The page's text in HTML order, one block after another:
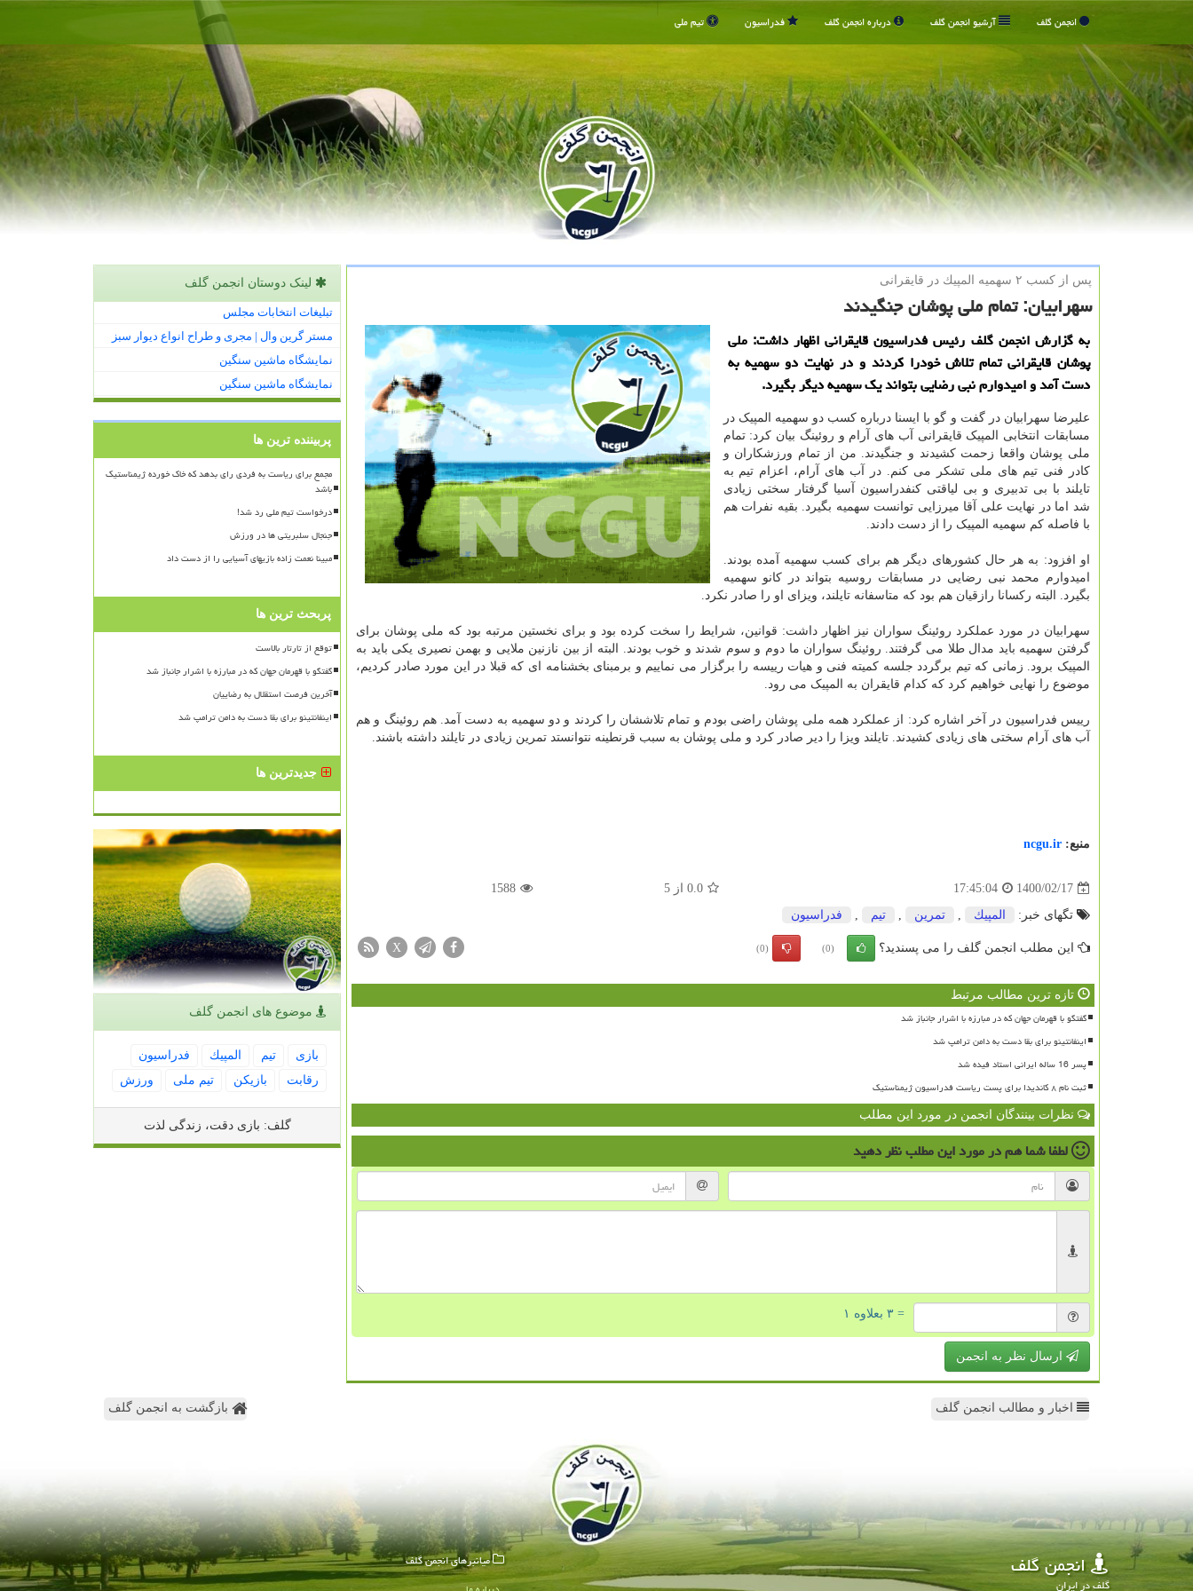
انجمن گلف آرشیو انجمن گلف درباره انجمن گلف فدراسیون تیم ملی
پس از كسب ۲ سهمیه المپیك در قایقرانی
سهرابیان: تمام ملی پوشان جنگیدند
به گزارش انجمن گلف رئیس فدراسیون قایقرانی اظهار داشت: ملی
پوشان قایقرانی تمام تلاش خودرا کردند و در نهایت دو سهمیه به
دست آمد و امیدوارم نبی رضایی بتواند یک سهمیه دیگر بگیرد.
علیرضا سهرابیان در گفت و گو با ایسنا درباره کسب دو سهمیه المپیک در
مسابقات انتخابی المپیک قایقرانی آب های آرام و روئینگ بیان کرد: تمام
ملی پوشان واقعا زحمت کشیدند و جنگیدند. من از تمام ورزشکاران و
کادر فنی تیم های ملی تشکر می کنم. در آب های آرام، اعزام تیم به
تایلند با بی تدبیری و بی لیاقتی کنفدراسیون آسیا گرفتار سختی زیادی
شد اما در نهایت علی آقا میرزایی توانست سهمیه بگیرد. بقیه نفرات هم
با فاصله کم سهمیه المپیک را از دست دادند.
او افزود: به هر حال کشورهای دیگر هم برای کسب سهمیه آمده بودند.
امیدوارم محمد نبی رضایی در مسابقات روسیه بتواند در کانو سهمیه
بگیرد. البته رکسانا رازقیان هم بود که متاسفانه تایلند، ویزای او را صادر نکرد.
سهرابیان در مورد عملکرد روئینگ سواران نیز اظهار داشت: قوانین، شرایط را سخت کرده بود و برای نخستین مرتبه بود که ملی پوشان برای
گرفتن سهمیه باید مدال طلا می گرفتند. روئینگ سواران ما دوم و سوم شدند و خوب بودند. البته از بین نازنین ملایی و بهمن نصیری یکی باید به
المپیک برود. زمانی که تیم برگردد جلسه کمیته فنی و هیات رییسه را برگزار می نماییم و برمبنای بخشنامه ای که قبلا در این مورد صادر کردیم،
موضوع را نهایی خواهیم کرد که کدام قایقران به المپیک می رود.
رییس فدراسیون در آخر اشاره کرد: از عملکرد همه ملی پوشان راضی بودم و تمام تلاششان را کردند و دو سهمیه به دست آمد. هم روئینگ و هم
آب های آرام سختی های زیادی کشیدند. تایلند ویزا را دیر صادر کرد و ملی پوشان به سبب قرنطینه نتوانستد تمرین زیادی در تایلند داشته باشند.
منبع: ncgu.ir
1400/02/17
17:45:04
0.0 از5
1588
تگهای خبر: المپیك , تمرین , تیم , فدراسیون
این مطلب انجمن گلف را می پسندید؟ (0)
(0)
X
تازه ترین مطالب مرتبط
گفتگو با قهرمان جهان که در مبارزه با اشرار جانباز شد
اینفانتینو برای بقا دست به دامن ترامپ شد
پسر 16 ساله ایرانی استاد فیده شد
ثبت نام ۸ کاندیدا برای پست ریاست فدراسیون ژیمناستیک
نظرات بینندگان انجمن در مورد این مطلب
لطفا شما همدر مورد این مطلبنظر دهید
= ۳ بعلاوه ۱
ارسال نظر به انجمن
لینک دوستان انجمن گلف
تبلیغات انتخابات مجلس
مستر گرین وال | مجری و طراح انواع دیوار سبز
نمایشگاه ماشین سنگین
نمایشگاه ماشین سنگین
پربیننده ترین ها
مجمع برای ریاست به فردی رای بدهد که خاک خورده ژیمناستیک
باشد
درخواست تیم ملی رد شد!
جنجال سلبریتی ها در ورزش
مبینا نعمت زاده بازیهای آسیایی را از دست داد
پربحث ترین ها
توقع از تارتار بالاست
گفتگو با قهرمان جهان که در مبارزه با اشرار جانباز شد
آخرین فرصت استقلال به رضاییان
اینفانتینو برای بقا دست به دامن ترامپ شد
جدیدترین ها
موضوع های انجمن گلف
بازی تیم المپیك
فدراسیون
رقابت
بازیكن تیم ملی ورزش
گلف: بازی دقت، زندگی لذت
اخبار و مطالب انجمن گلف بازگشت به انجمن گلف
انجمن گلف
گلف در ایران
میانبرهای انجمن گلف